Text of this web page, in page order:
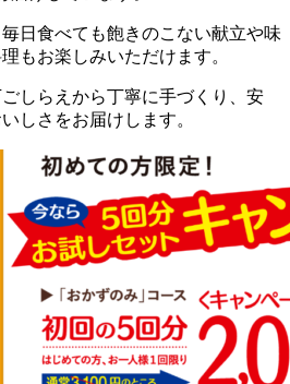
日食べても飽きのこない献立や味
もお楽しみいただけます。
しらえから丁寧に手づくり、安
しさをお届けします。